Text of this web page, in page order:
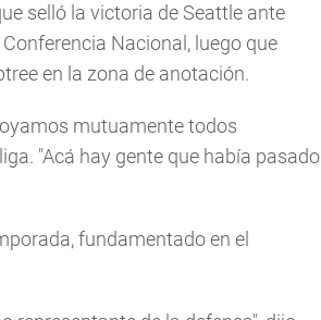
selló la victoria de Seattle ante
Nacional, luego que
en la zona de anotación.
mutuamente todos
"Acá hay gente que había pasado
fundamentado en el